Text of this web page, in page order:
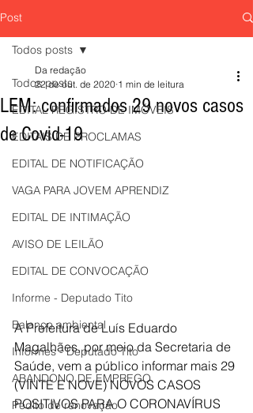
Post
Todos posts
EDITAL REGISTRO DE IMÓVEIS
EDITAIS DE PROCLAMAS
EDITAL DE NOTIFICAÇÃO
VAGA PARA JOVEM APRENDIZ
EDITAL DE INTIMAÇÃO
AVISO DE LEILÃO
EDITAL DE CONVOCAÇÃO
Informe - Deputado Tito
Balanço ambiental
Informes - Deputado Tito
ABANDONO DE EMPREGO
Pedito de renovação
Todos posts
LEM: confirmados 29 novos casos
de Covid-19
Da redação
22 de out. de 2020 1 min de leitura
A Prefeitura de Luís Eduardo
Magalhães, por meio da Secretaria de
Saúde, vem a público informar mais 29
(VINTE E NOVE) NOVOS CASOS
POSITIVOS PARA O CORONAVÍRUS